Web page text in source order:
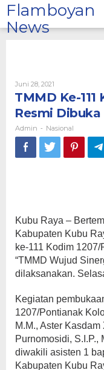
Lewati
ke
konten
Flamboyan
News
Juni 28, 2021
Admin
TMMD Ke-
Resmi Dibuka
Admin - Nasional
Kubu Raya –
Kabupaten Kubu
ke-111 Kodim
“TMMD Wujud
dilaksanakan.
Kegiatan
1207/Pontianak
M.M., Aster
Purnomosidi, S.I.P.,
diwakili asisten 1
Kabupaten Kubu